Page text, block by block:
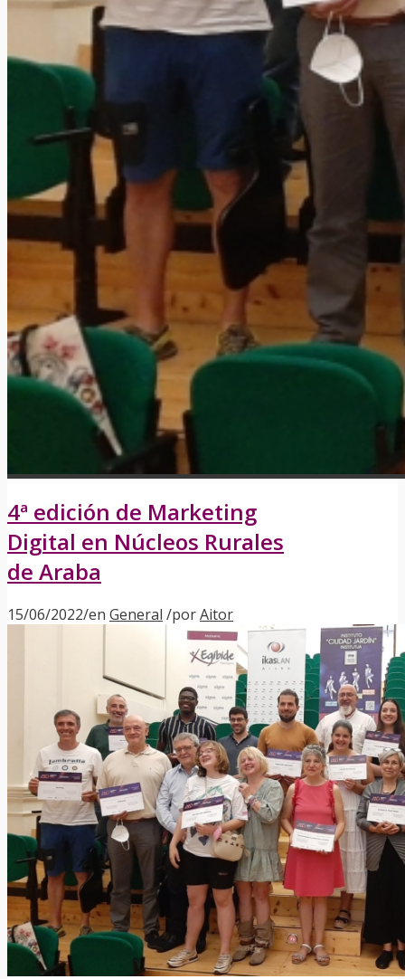
4ª edición de Marketing
Digital en Núcleos Rurales
de Araba
15/06/2022/en General /porAitor